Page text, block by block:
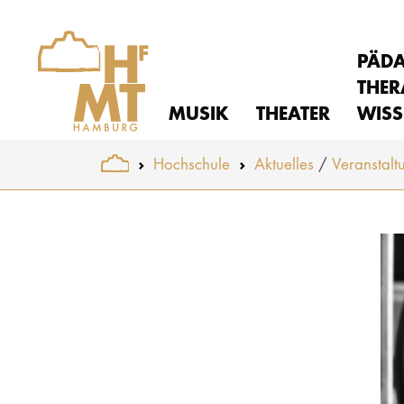
MUSIK THEATER
You are here:Hochschule Aktuelles